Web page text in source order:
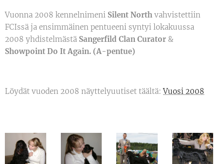
Vuonna 2008 kennelnimeni Silent North vahvistettiin
FCIssä ja ensimmäinen pentueeni syntyi lokakuussa
2008 yhdistelmästä Sangerfild Clan Curator &
Showpoint Do It Again. (A-pentue)
Löydät vuoden 2008 näyttelyuutiset täältä:Vuosi 2008